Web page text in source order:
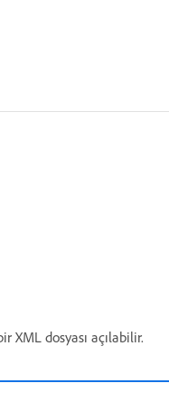
dosyası açılabilir.